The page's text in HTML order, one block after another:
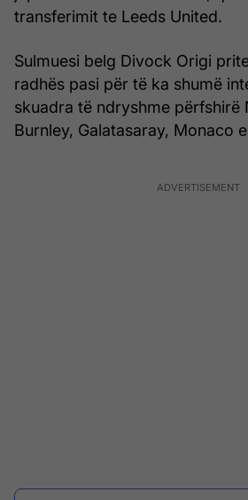
transferimit te Leeds United.
Sulmuesi belg Divock Origi
radhës pasi për të ka shumë
skuadra të ndryshme përfshirë
Burnley, Galatasaray, Monaco